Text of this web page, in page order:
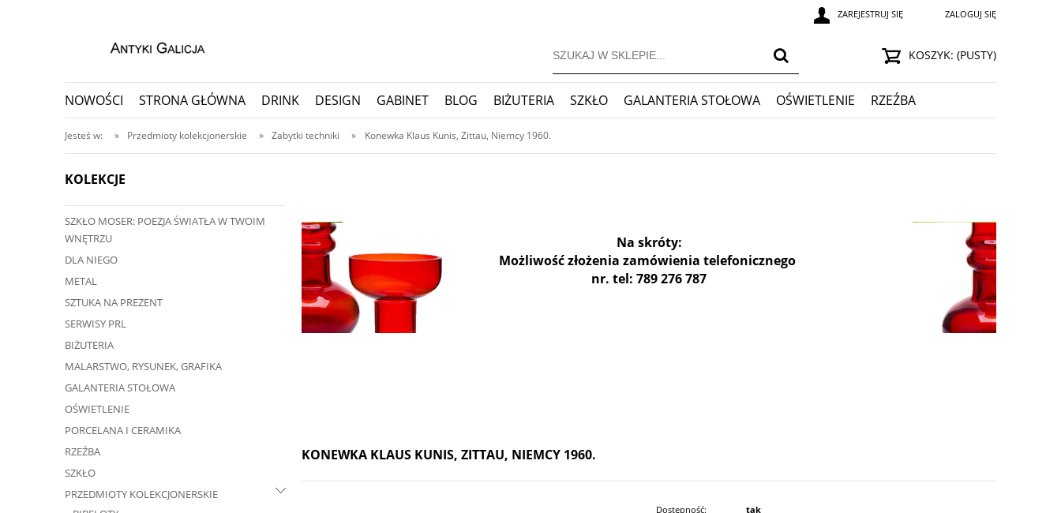
ZAREJESTRUJ SIĘ ZALOGUJ SIĘ
KOSZYK: (PUSTY)
NOWOŚCI STRONA GŁÓWNA DRINK DESIGN GABINET BLOG BIŻUTERIA SZKŁO GALANTERIA STOŁOWA OŚWIETLENIE
RZEŹBA
PORCELANA I CERAMIKA
PRZEDMIOTY KOLEKCJONERSKIE ZEGARY BLOG
Jesteś w: » Przedmioty kolekcjonerskie » Zabytki techniki » Konewka Klaus Kunis, Zittau, Niemcy 1960.
KOLEKCJE
SZKŁO MOSER: POEZJA ŚWIATŁA W TWOIM
WNĘTRZU
DLA NIEGO
METAL
SZTUKA NA PREZENT
SERWISY PRL
BIŻUTERIA
MALARSTWO, RYSUNEK, GRAFIKA
GALANTERIA STOŁOWA
OŚWIETLENIE
PORCELANA I CERAMIKA
RZEŹBA
SZKŁO
PRZEDMIOTY KOLEKCJONERSKIE
przedmiot?
nawet do 30 dni
Na skróty:
Możliwość złożenia zamówienia telefonicznego
nr. tel: 789 276 787
KONEWKA KLAUS KUNIS, ZITTAU, NIEMCY 1960.
Dostępność: tak